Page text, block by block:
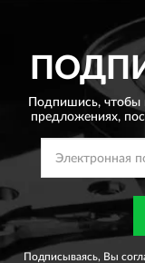
Подпишись, чтобы
предложениях,
Подписываясь, Вы